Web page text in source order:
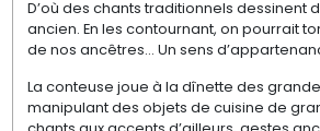
D’où des chants traditionnels dessinent
ancien. En les contournant, on pourrait
de nos ancêtres… Un sens
La conteuse joue à la dînette des
manipulant des objets de cuisine de